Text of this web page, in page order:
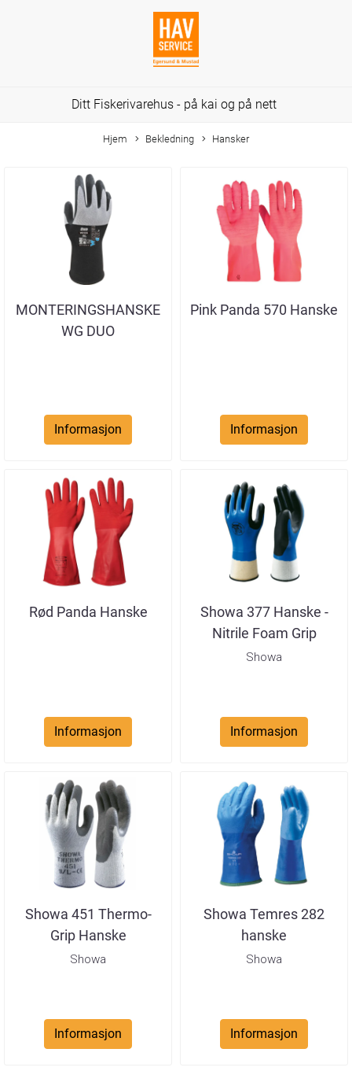
Ditt Fiskerivarehus - på kai og på nett
Hjem Bekledning Hansker
MONTERINGSHANSKE
WG DUO
Informasjon
Pink Panda 570 Hanske
Informasjon
Rød Panda Hanske
Informasjon
Showa 377 Hanske -
Nitrile Foam Grip
Showa
Informasjon
Showa 451 Thermo-
Grip Hanske
Showa
Informasjon
Showa Temres 282
hanske
Showa
Informasjon